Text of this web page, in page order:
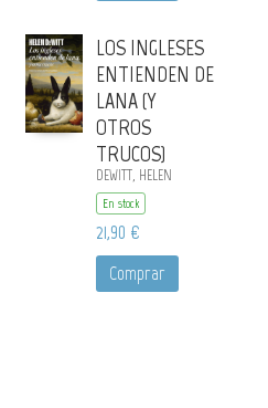
LOS INGLESES
ENTIENDEN DE
LANA (Y
OTROS
TRUCOS)
DEWITT, HELEN
En stock
21,90 €
Comprar